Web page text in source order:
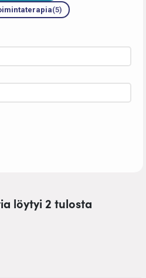
(5)
löytyi 2 tulosta